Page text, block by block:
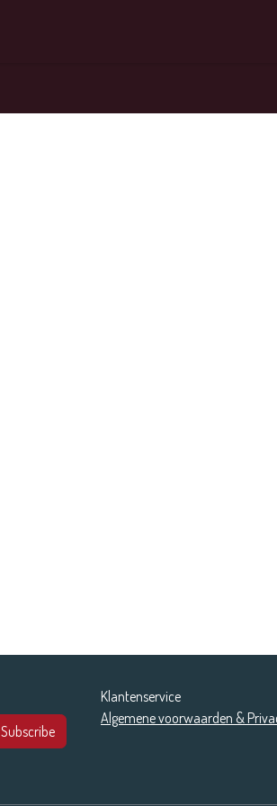
Subscribe
Klantenservice
Algemene voorwaarden &